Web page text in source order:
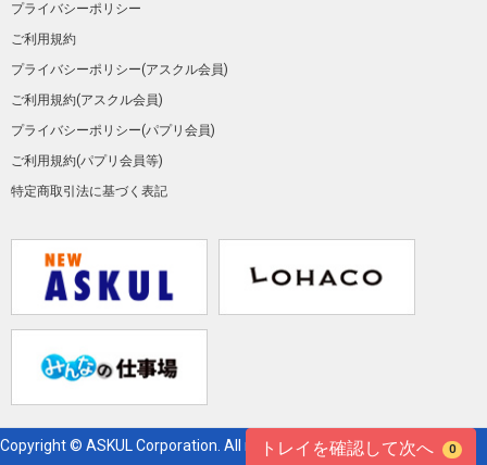
トレイを確認して次へ 0
プライバシーポリシー
ご利用規約
プライバシーポリシー(アスクル会員)
ご利用規約(アスクル会員)
プライバシーポリシー(パプリ会員)
ご利用規約(パプリ会員等)
特定商取引法に基づく表記
Copyright © ASKUL Corporation. All right reserved.